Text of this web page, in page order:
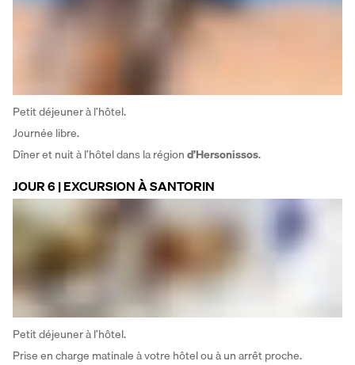
Petit déjeuner à l’hôtel.
Journée libre.
Dîner et nuit à l’hôtel dans la région d’Hersonissos.
JOUR 6 | EXCURSION À SANTORIN
Petit déjeuner à l’hôtel.
Prise en charge matinale à votre hôtel ou à un arrêt proche.